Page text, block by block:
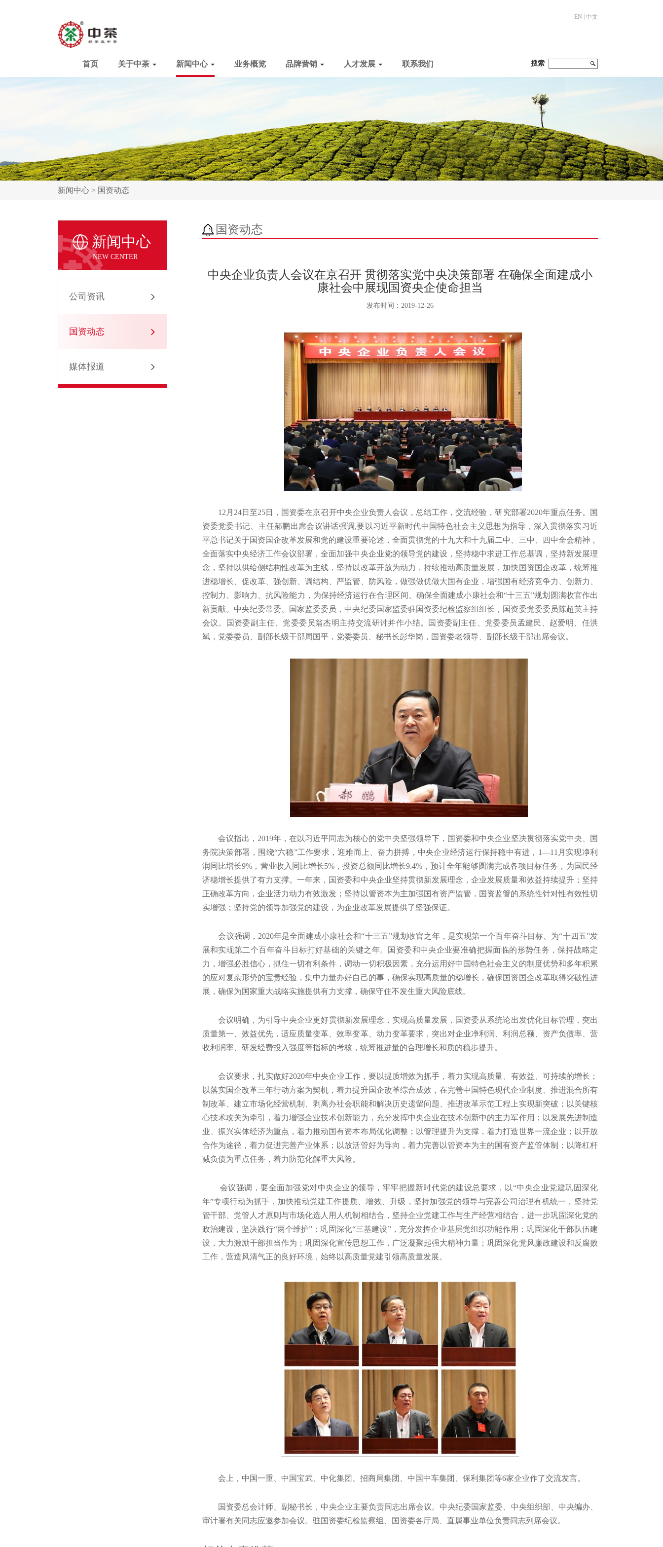
EN 中文
首页 关于中茶 新闻中心 业务概览 品牌营销 人才发展 联系我们 搜索
新闻中心 > 国资动态
新闻中心
NEW CENTER
公司资讯
国资动态
媒体报道
国资动态
中央企业负责人会议在京召开 贯彻落实党中央决策部署 在确保全面建成小
康社会中展现国资央企使命担当
发布时间： 2019-12-26
12月24日至25日，国资委在京召开中央企业负责人会议，总结工作，交流经验，研究部署2020年重点任务。国
资委党委书记、主任郝鹏出席会议讲话强调,要以习近平新时代中国特色社会主义思想为指导，深入贯彻落实习近
平总书记关于国资国企改革发展和党的建设重要论述，全面贯彻党的十九大和十九届二中、三中、四中全会精神，
全面落实中央经济工作会议部署，全面加强中央企业党的领导党的建设，坚持稳中求进工作总基调，坚持新发展理
念，坚持以供给侧结构性改革为主线，坚持以改革开放为动力，持续推动高质量发展，加快国资国企改革，统筹推
进稳增长、促改革、强创新、调结构、严监管、防风险，做强做优做大国有企业，增强国有经济竞争力、创新力、
控制力、影响力、抗风险能力，为保持经济运行在合理区间、确保全面建成小康社会和“十三五”规划圆满收官作出
新贡献。中央纪委常委、国家监委委员，中央纪委国家监委驻国资委纪检监察组组长，国资委党委委员陈超英主持
会议。国资委副主任、党委委员翁杰明主持交流研讨并作小结。国资委副主任、党委委员孟建民、赵爱明、任洪
斌，党委委员、副部长级干部周国平，党委委员、秘书长彭华岗，国资委老领导、副部长级干部出席会议。
会议指出，2019年，在以习近平同志为核心的党中央坚强领导下，国资委和中央企业坚决贯彻落实党中央、国
务院决策部署，围绕“六稳”工作要求，迎难而上、奋力拼搏，中央企业经济运行保持稳中有进，1—11月实现净利
润同比增长9%，营业收入同比增长5%，投资总额同比增长9.4%，预计全年能够圆满完成各项目标任务，为国民经
济稳增长提供了有力支撑。一年来，国资委和中央企业坚持贯彻新发展理念，企业发展质量和效益持续提升；坚持
正确改革方向，企业活力动力有效激发；坚持以管资本为主加强国有资产监管，国资监管的系统性针对性有效性切
实增强；坚持党的领导加强党的建设，为企业改革发展提供了坚强保证。
会议强调，2020年是全面建成小康社会和“十三五”规划收官之年，是实现第一个百年奋斗目标、为“十四五”发
展和实现第二个百年奋斗目标打好基础的关键之年。国资委和中央企业要准确把握面临的形势任务，保持战略定
力，增强必胜信心，抓住一切有利条件，调动一切积极因素，充分运用好中国特色社会主义的制度优势和多年积累
的应对复杂形势的宝贵经验，集中力量办好自己的事，确保实现高质量的稳增长，确保国资国企改革取得突破性进
展，确保为国家重大战略实施提供有力支撑，确保守住不发生重大风险底线。
会议明确，为引导中央企业更好贯彻新发展理念，实现高质量发展，国资委从系统论出发优化目标管理，突出
质量第一、效益优先，适应质量变革、效率变革、动力变革要求，突出对企业净利润、利润总额、资产负债率、营
收利润率、研发经费投入强度等指标的考核，统筹推进量的合理增长和质的稳步提升。
会议要求，扎实做好2020年中央企业工作，要以提质增效为抓手，着力实现高质量、有效益、可持续的增长；
以落实国企改革三年行动方案为契机，着力提升国企改革综合成效，在完善中国特色现代企业制度、推进混合所有
制改革、建立市场化经营机制、剥离办社会职能和解决历史遗留问题、推进改革示范工程上实现新突破；以关键核
心技术攻关为牵引，着力增强企业技术创新能力，充分发挥中央企业在技术创新中的主力军作用；以发展先进制造
业、振兴实体经济为重点，着力推动国有资本布局优化调整；以管理提升为支撑，着力打造世界一流企业；以开放
合作为途径，着力促进完善产业体系；以放活管好为导向，着力完善以管资本为主的国有资产监管体制；以降杠杆
减负债为重点任务，着力防范化解重大风险。
会议强调，要全面加强党对中央企业的领导，牢牢把握新时代党的建设总要求，以“中央企业党建巩固深化
年”专项行动为抓手，加快推动党建工作提质、增效、升级，坚持加强党的领导与完善公司治理有机统一，坚持党
管干部、党管人才原则与市场化选人用人机制相结合，坚持企业党建工作与生产经营相结合，进一步巩固深化党的
政治建设，坚决践行“两个维护”；巩固深化“三基建设”，充分发挥企业基层党组织功能作用；巩固深化干部队伍建
设，大力激励干部担当作为；巩固深化宣传思想工作，广泛凝聚起强大精神力量；巩固深化党风廉政建设和反腐败
工作，营造风清气正的良好环境，始终以高质量党建引领高质量发展。
会上，中国一重、中国宝武、中化集团、招商局集团、中国中车集团、保利集团等6家企业作了交流发言。
国资委总会计师、副秘书长，中央企业主要负责同志出席会议。中央纪委国家监委、中央组织部、中央编办、
审计署有关同志应邀参加会议。驻国资委纪检监察组、国资委各厅局、直属事业单位负责同志列席会议。